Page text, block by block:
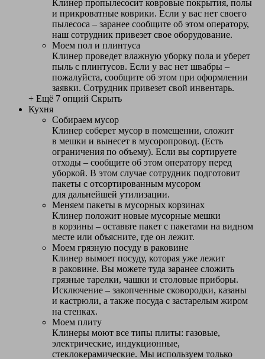
Клинер пропылесосит ковровые покрытия, полы
и прикроватные коврики. Если у вас нет своего
пылесоса – заранее сообщите об этом оператору,
наш сотрудник привезет свое оборудование.
Моем пол и плинтуса
Клинер проведет влажную уборку пола и уберет
пыль с плинтусов. Если у вас нет швабры –
пожалуйста, сообщите об этом при оформлении
заявки. Сотрудник привезет свой инвентарь.
+ Ещё 7 опций Скрыть
Кухня
Собираем мусор
Клинер соберет мусор в помещении, сложит
в мешки и вынесет в мусоропровод. (Есть
ограничения по объему). Если вы сортируете
отходы – сообщите об этом оператору перед
уборкой. В этом случае сотрудник подготовит
пакеты с отсортированным мусором
для дальнейшей утилизации.
Меняем пакеты в мусорных корзинах
Клинер положит новые мусорные мешки
в корзины – оставьте пакет с пакетами на видном
месте или объясните, где он лежит.
Моем грязную посуду в раковине
Клинер вымоет посуду, которая уже лежит
в раковине. Вы можете туда заранее сложить
грязные тарелки, чашки и столовые приборы.
Исключение – закопченные сковородки, казаны
и кастрюли, а также посуда с застарелым жиром
на стенках.
Моем плиту
Клинеры моют все типы плиты: газовые,
электрические, индукционные,
стеклокерамические. Мы используем только